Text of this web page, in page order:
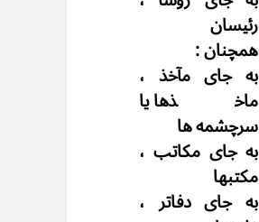
رئیسان
همچنان :
به جای مآخذ ،
ماخذها یا
سرچشمه ها
به جای مکاتب ،
مکتبها
به جای دفاتر ،